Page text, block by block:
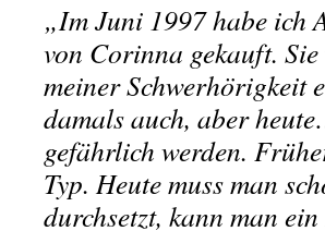
„Im Juni 1997 habe ich
von Corinna gekauft.
meiner Schwerhörigkeit
damals auch, aber
gefährlich werden.
Typ. Heute muss man
durchsetzt, kann man